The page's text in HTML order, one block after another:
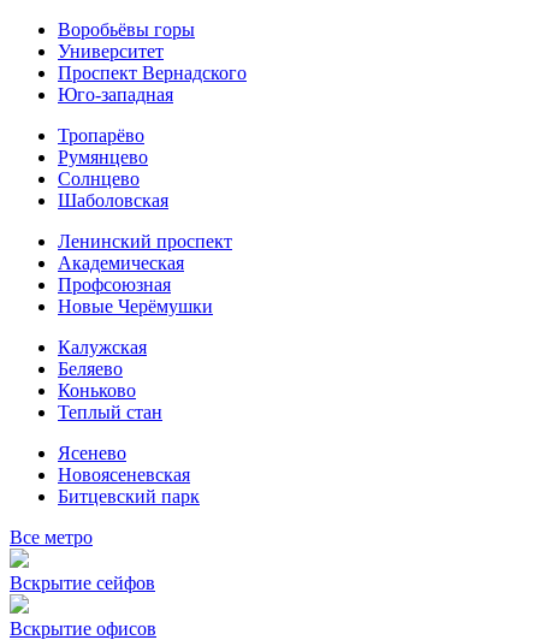
Воробьёвы горы
Университет
Проспект Вернадского
Юго-западная
Тропарёво
Румянцево
Солнцево
Шаболовская
Ленинский проспект
Академическая
Профсоюзная
Новые Черёмушки
Калужская
Беляево
Коньково
Теплый стан
Ясенево
Новоясеневская
Битцевский парк
Все метро
Вскрытие сейфов
Вскрытие офисов